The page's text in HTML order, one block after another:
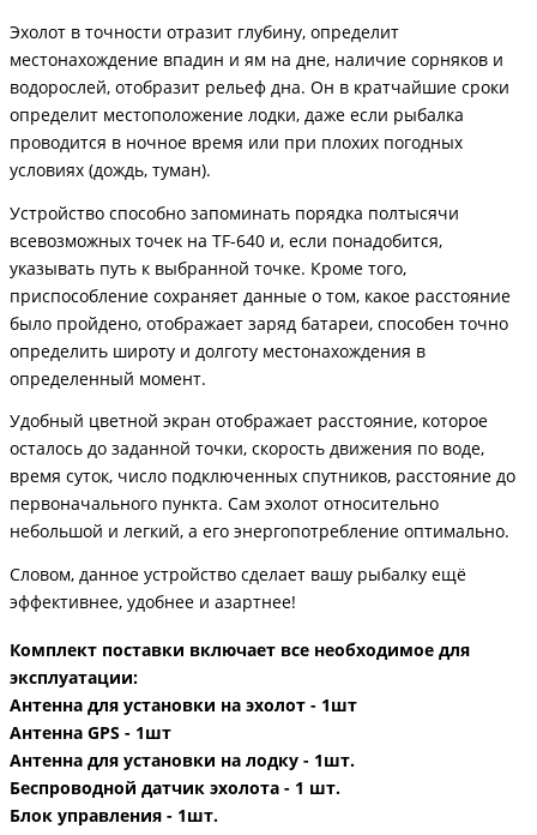
Эхолот в точности отразит глубину, определит
местонахождение впадин и ям на дне, наличие сорняков и
водорослей, отобразит рельеф дна. Он в кратчайшие сроки
определит местоположение лодки, даже если рыбалка
проводится в ночное время или при плохих погодных
условиях (дождь, туман).
Устройство способно запоминать порядка полтысячи
всевозможных точек на TF-640 и, если понадобится,
указывать путь к выбранной точке. Кроме того,
приспособление сохраняет данные о том, какое расстояние
было пройдено, отображает заряд батареи, способен точно
определить широту и долготу местонахождения в
определенный момент.
Удобный цветной экран отображает расстояние, которое
осталось до заданной точки, скорость движения по воде,
время суток, число подключенных спутников, расстояние до
первоначального пункта. Сам эхолот относительно
небольшой и легкий, а его энергопотребление оптимально.
Словом, данное устройство сделает вашу рыбалку ещё
эффективнее, удобнее и азартнее!
Комплект поставки включает все необходимое для
эксплуатации:
Антенна для установки на эхолот - 1шт
Антенна GPS - 1шт
Антенна для установки на лодку - 1шт.
Беспроводной датчик эхолота - 1 шт.
Блок управления - 1шт.